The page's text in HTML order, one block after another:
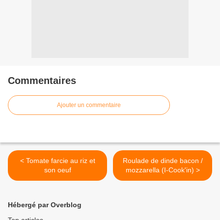
Commentaires
Ajouter un commentaire
< Tomate farcie au riz et
son oeuf
Roulade de dinde bacon /
mozzarella (I-Cook'in) >
Hébergé par Overblog